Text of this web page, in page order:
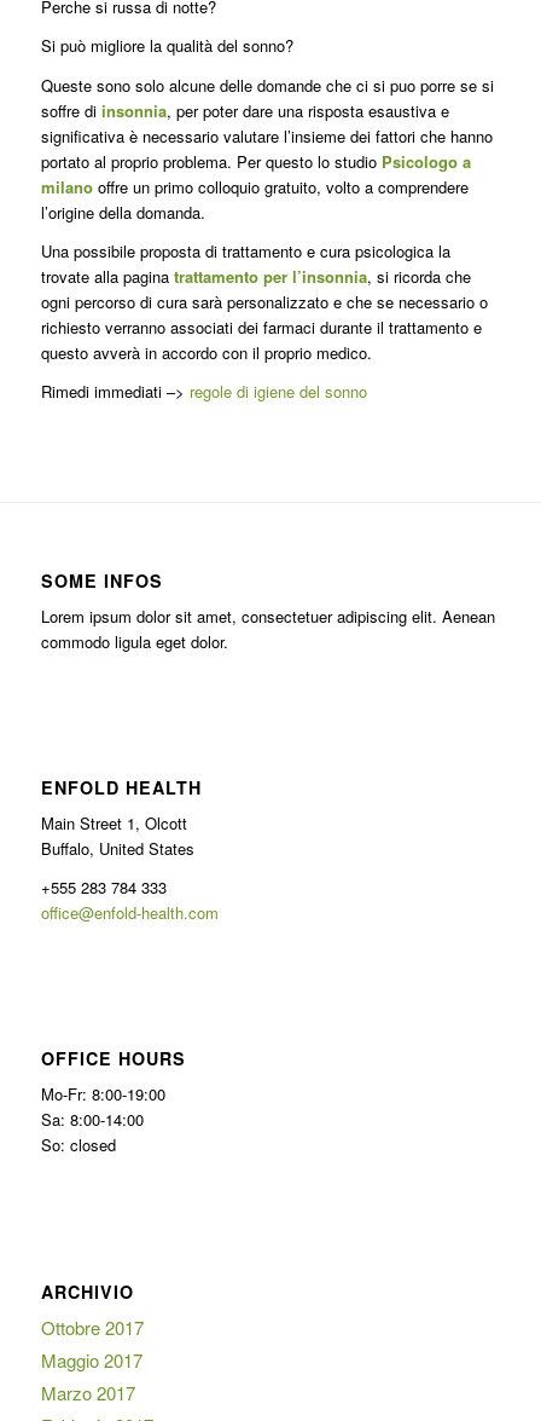
Perche si russa di notte?
Si può migliore la qualità del sonno?
Queste sono solo alcune delle domande che ci si puo porre se si
soffre di insonnia, per poter dare una risposta esaustiva e
significativa è necessario valutare l’insieme dei fattori che hanno
portato al proprio problema. Per questo lo studio Psicologo a
milanooffre un primo colloquio gratuito, volto a comprendere
l’origine della domanda.
Una possibile proposta di trattamento e cura psicologica la
trovate alla pagina trattamento per l’insonnia, si ricorda che
ogni percorso di cura sarà personalizzato e che se necessario o
richiesto verranno associati dei farmaci durante il trattamento e
questo avverà in accordo con il proprio medico.
Rimedi immediati –> regole di igiene del sonno
SOME INFOS
Lorem ipsum dolor sit amet, consectetuer adipiscing elit. Aenean
commodo ligula eget dolor.
ENFOLD HEALTH
Main Street 1, Olcott
Buffalo, United States
+555 283 784 333
office@enfold-health.com
OFFICE HOURS
Mo-Fr: 8:00-19:00
Sa: 8:00-14:00
So: closed
ARCHIVIO
Ottobre 2017
Maggio 2017
Marzo 2017